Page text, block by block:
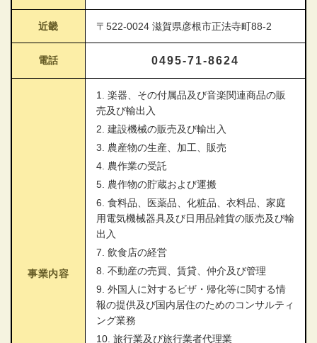
近畿 〒522-0024 滋賀県彦根市正法寺町88-2
電話 0495-71-8624
事業内容
1. 楽器、その付属品及び音楽関連商品の販
売及び輸出入
2. 建設機械の販売及び輸出入
3. 農産物の生産、加工、販売
4. 農作業の受託
5. 農作物の貯蔵および運搬
6. 食料品、医薬品、化粧品、衣料品、家庭
用電気機械器具及び日用品雑貨の販売及び輸
出入
7. 飲食店の経営
8. 不動産の売買、賃貸、仲介及び管理
9. 外国人に対するビザ・帰化等に関する情
報の提供及び国内居住のためのコンサルティ
ング業務
10. 旅行業及び旅行業者代理業